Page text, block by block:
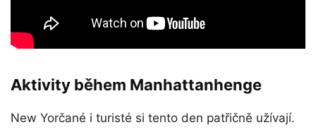
Aktivity během Manhattanhenge
New Yorčané i turisté si tento den patřičně užívají.